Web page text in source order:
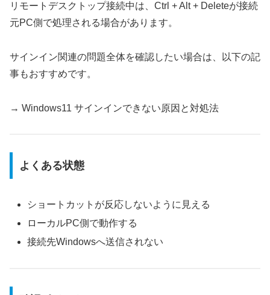
リモートデスクトップ接続中は、Ctrl + Alt + Deleteが接続
元PC側で処理される場合があります。
サインイン関連の問題全体を確認したい場合は、以下の記
事もおすすめです。
→ Windows11 サインインできない原因と対処法
よくある状態
ショートカットが反応しないように見える
ローカルPC側で動作する
接続先Windowsへ送信されない